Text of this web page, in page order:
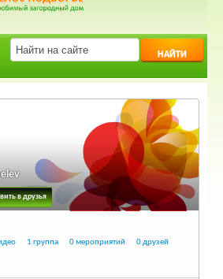
НАЙТИ
в друзья
1 группа 0 мероприятий 0 друзей